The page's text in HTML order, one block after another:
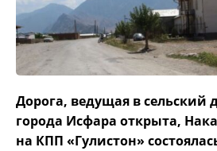
Дорога, ведущая в сельский
города Исфара открыта,
на КПП «Гулистон»